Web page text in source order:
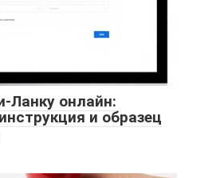
Ланку онлайн:
и образец